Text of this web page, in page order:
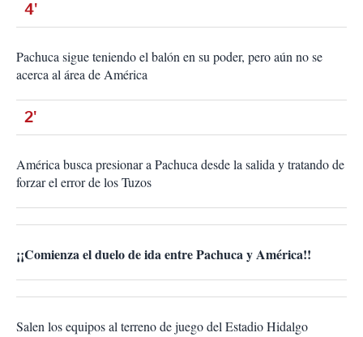
4'
Pachuca sigue teniendo el balón en su poder, pero aún no se
acerca al área de América
2'
América busca presionar a Pachuca desde la salida y tratando de
forzar el error de los Tuzos
¡¡Comienza el duelo de ida entre Pachuca y América!!
Salen los equipos al terreno de juego del Estadio Hidalgo